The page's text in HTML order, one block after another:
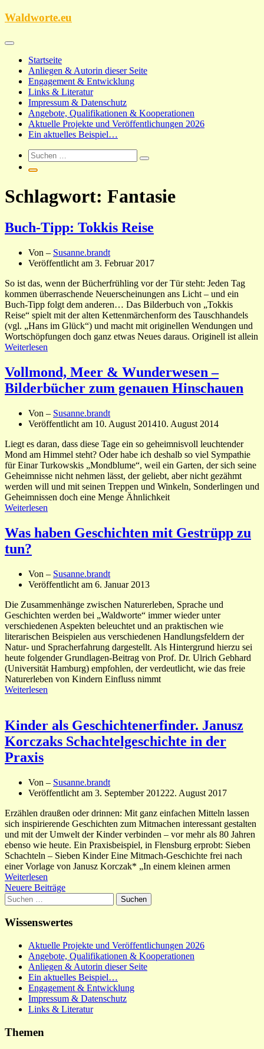
Zum
Waldworte.eu
Startseite
Anliegen & Autorin dieser Seite
Engagement & Entwicklung
Links & Literatur
Impressum & Datenschutz
Angebote, Qualifikationen & Kooperationen
Aktuelle Projekte und Veröffentlichungen 2026
Ein aktuelles Beispiel…
Schlagwort: Fantasie
Buch-Tipp: Tokkis Reise
Von – Susanne.brandt
Veröffentlicht am 3. Februar 2017
So ist das, wenn der Bücherfrühling vor der Tür steht: Jeden Tag
kommen überraschende Neuerscheinungen ans Licht – und ein
Buch-Tipp folgt dem anderen… Das Bilderbuch von „Tokkis
Reise“ spielt mit der alten Kettenmärchenform des Tauschhandels
(vgl. „Hans im Glück“) und macht mit originellen Wendungen und
Wortschöpfungen doch ganz etwas Neues daraus. Originell ist allein
Weiterlesen
Vollmond, Meer & Wunderwesen –
Bilderbücher zum genauen Hinschauen
Von – Susanne.brandt
Veröffentlicht am 10. August 201410. August 2014
Liegt es daran, dass diese Tage ein so geheimnisvoll leuchtender
Mond am Himmel steht? Oder habe ich deshalb so viel Sympathie
für Einar Turkowskis „Mondblume“, weil ein Garten, der sich seine
Geheimnisse nicht nehmen lässt, der geliebt, aber nicht gezähmt
werden will und mit seinen Treppen und Winkeln, Sonderlingen und
Geheimnissen doch eine Menge Ähnlichkeit
Weiterlesen
Was haben Geschichten mit Gestrüpp zu
tun?
Von – Susanne.brandt
Veröffentlicht am 6. Januar 2013
Die Zusammenhänge zwischen Naturerleben, Sprache und
Geschichten werden bei „Waldworte“ immer wieder unter
verschiedenen Aspekten beleuchtet und an praktischen wie
literarischen Beispielen aus verschiedenen Handlungsfeldern der
Natur- und Spracherfahrung dargestellt. Als Hintergrund hierzu sei
heute folgender Grundlagen-Beitrag von Prof. Dr. Ulrich Gebhard
(Universität Hamburg) empfohlen, der verdeutlicht, wie das freie
Naturerleben von Kindern Einfluss nimmt
Weiterlesen
Kinder als Geschichtenerfinder. Janusz
Korczaks Schachtelgeschichte in der
Praxis
Von – Susanne.brandt
Veröffentlicht am 3. September 201222. August 2017
Erzählen draußen oder drinnen: Mit ganz einfachen Mitteln lassen
sich inspirierende Geschichten zum Mitmachen interessant gestalten
und mit der Umwelt der Kinder verbinden – vor mehr als 80 Jahren
ebenso wie heute. Ein Praxisbeispiel, in Flensburg erprobt: Sieben
Schachteln – Sieben Kinder Eine Mitmach-Geschichte frei nach
einer Vorlage von Janusz Korczak* „In einem kleinen armen
Weiterlesen
Beitragsnavigation
Neuere Beiträge
Suchen
nach:
Wissenswertes
Aktuelle Projekte und Veröffentlichungen 2026
Angebote, Qualifikationen & Kooperationen
Anliegen & Autorin dieser Seite
Ein aktuelles Beispiel…
Engagement & Entwicklung
Impressum & Datenschutz
Links & Literatur
Themen